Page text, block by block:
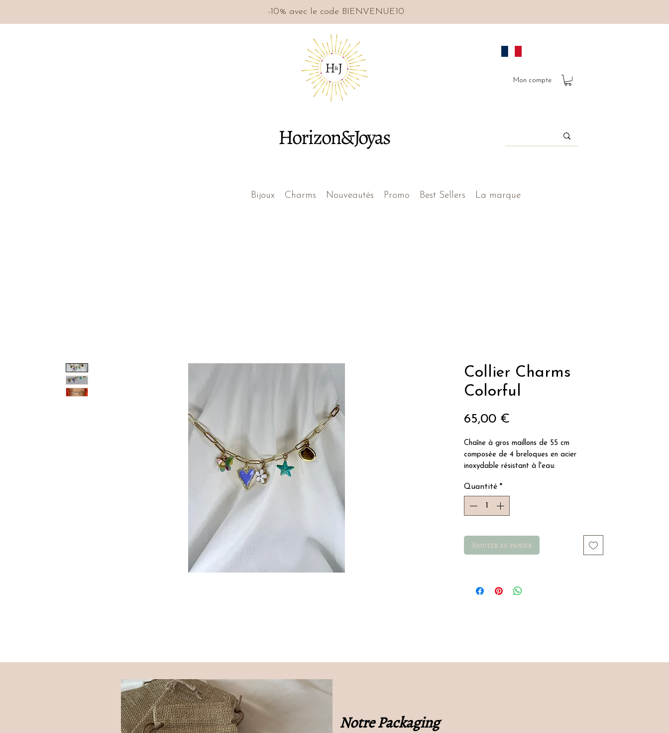
Horizon&Joyas
Mon compte
Bijoux Charms Nouveautés Promo Best Sellers La marque
-10% avec le code BIENVENUE10
Collier Charms
Colorful
65,00 €
Chaîne à gros maillons de 55 cm
composée de 4 breloques en acier
inoxydable résistant à l'eau:
- coeur avec des strass
- fleur blanche en résine
- étoile de mer verte
Quantité *
Ajouter au panier
Notre Packaging